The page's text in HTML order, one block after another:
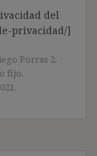
del
privacidad/]
Porras 2,
fijo,
,